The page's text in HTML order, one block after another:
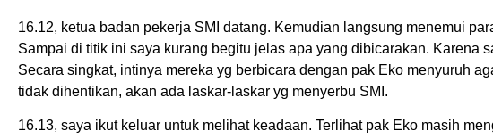
16.12, ketua badan pekerja SMI datang. Kemudian langsung menemui
Sampai di titik ini saya kurang begitu jelas apa yang dibicarakan. Karena
Secara singkat, intinya mereka yg berbicara dengan pak Eko menyuruh
tidak dihentikan, akan ada laskar-laskar yg menyerbu SMI.
16.13, saya ikut keluar untuk melihat keadaan. Terlihat pak Eko masih